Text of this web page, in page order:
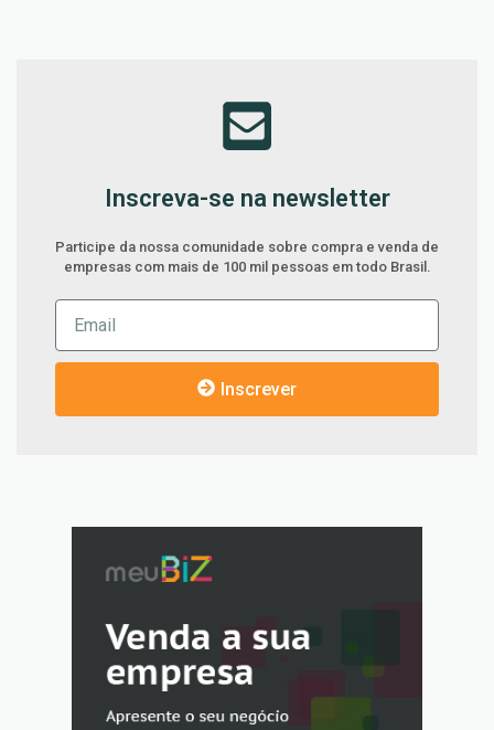
Inscreva-se na newsletter
Participe da nossa comunidade sobre compra e venda de
empresas com mais de 100 mil pessoas em todo Brasil.
Inscrever